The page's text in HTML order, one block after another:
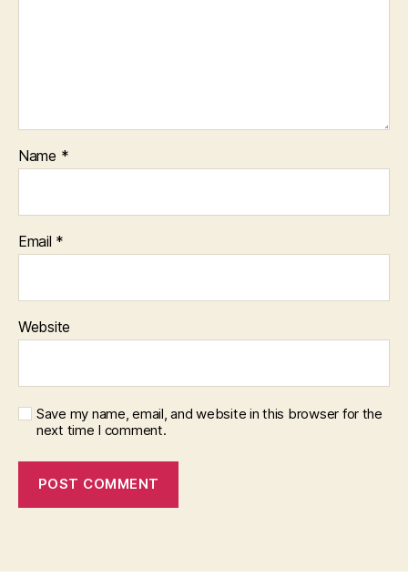
Name *
Email *
Website
Save my name, email, and website in this browser for the
next time I comment.